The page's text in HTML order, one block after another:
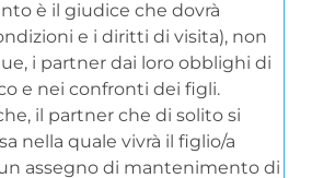
è il giudice che dovrà
e i diritti di visita), non
i partner dai loro obblighi di
e nei confronti dei figli.
il partner che di solito si
nella quale vivrà il figlio/a
assegno di mantenimento di